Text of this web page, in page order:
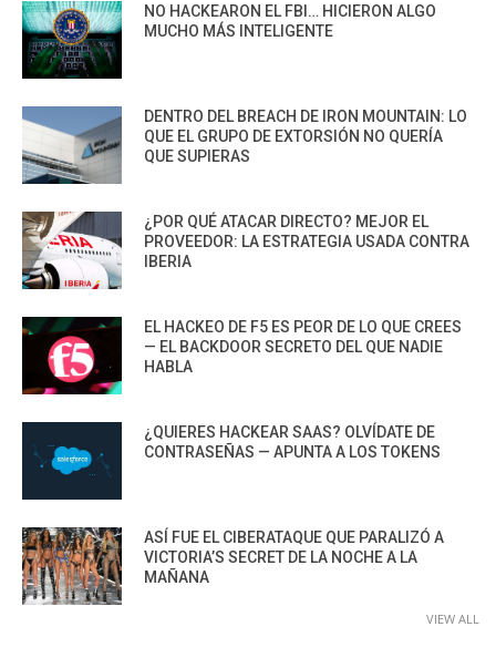
NO HACKEARON EL FBI… HICIERON ALGO
MUCHO MÁS INTELIGENTE
DENTRO DEL BREACH DE IRON MOUNTAIN: LO
QUE EL GRUPO DE EXTORSIÓN NO QUERÍA
QUE SUPIERAS
¿POR QUÉ ATACAR DIRECTO? MEJOR EL
PROVEEDOR: LA ESTRATEGIA USADA CONTRA
IBERIA
EL HACKEO DE F5 ES PEOR DE LO QUE CREES
— EL BACKDOOR SECRETO DEL QUE NADIE
HABLA
¿QUIERES HACKEAR SAAS? OLVÍDATE DE
CONTRASEÑAS — APUNTA A LOS TOKENS
ASÍ FUE EL CIBERATAQUE QUE PARALIZÓ A
VICTORIA’S SECRET DE LA NOCHE A LA
MAÑANA
VIEW ALL